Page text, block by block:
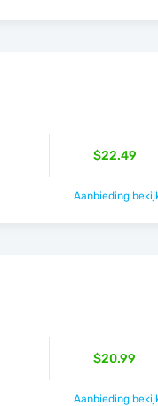
$22.49
Aanbieding
$20.99
Aanbieding